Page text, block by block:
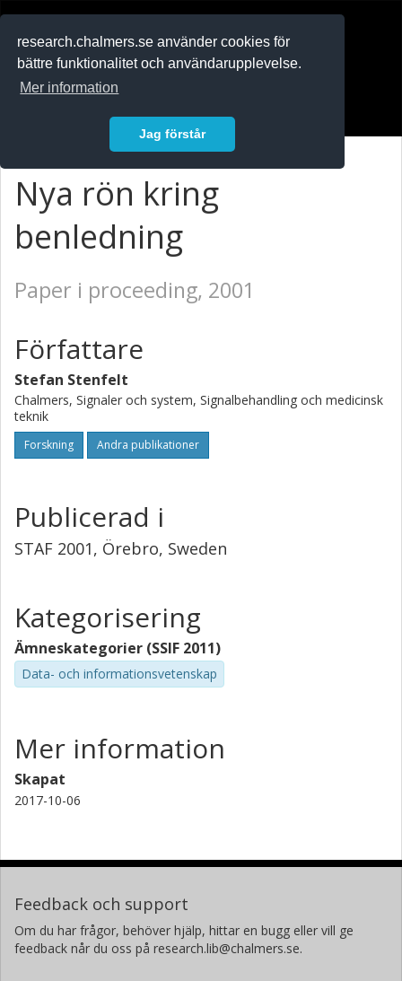
research.chalmers.se använder cookies för
bättre funktionalitet och användarupplevelse.
Mer information
Jag förstår
Nya rön kring
benledning
Paper i proceeding, 2001
Författare
Stefan Stenfelt
Chalmers, Signaler och system, Signalbehandling och medicinsk
teknik
Forskning Andra publikationer
Publicerad i
STAF 2001, Örebro, Sweden
Kategorisering
Ämneskategorier (SSIF 2011)
Data- och informationsvetenskap
Mer information
Skapat
2017-10-06
Feedback och support
Om du har frågor, behöver hjälp, hittar en bugg eller vill ge
feedback når du oss på research.lib@chalmers.se.